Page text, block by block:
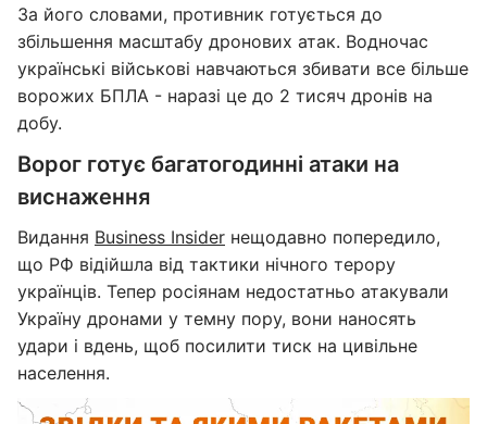
За його словами, противник готується до
збільшення масштабу дронових атак. Водночас
українські військові навчаються збивати все більше
ворожих БПЛА - наразі це до 2 тисяч дронів на
добу.
Ворог готує багатогодинні атаки на
виснаження
Видання Business Insider нещодавно попередило,
що РФ відійшла від тактики нічного терору
українців. Тепер росіянам недостатньо атакували
Україну дронами у темну пору, вони наносять
удари і вдень, щоб посилити тиск на цивільне
населення.